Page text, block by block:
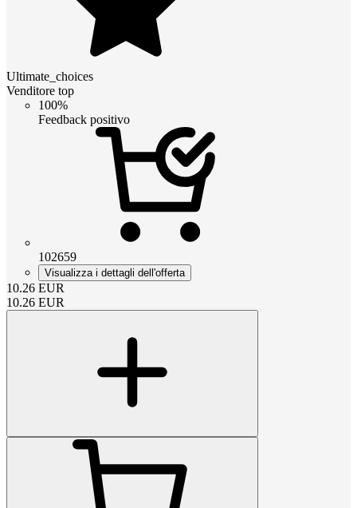
Ultimate_choices
Venditore top
100%
Feedback positivo
102659
Visualizza i dettagli dell'offerta
10.26 EUR
10.26 EUR